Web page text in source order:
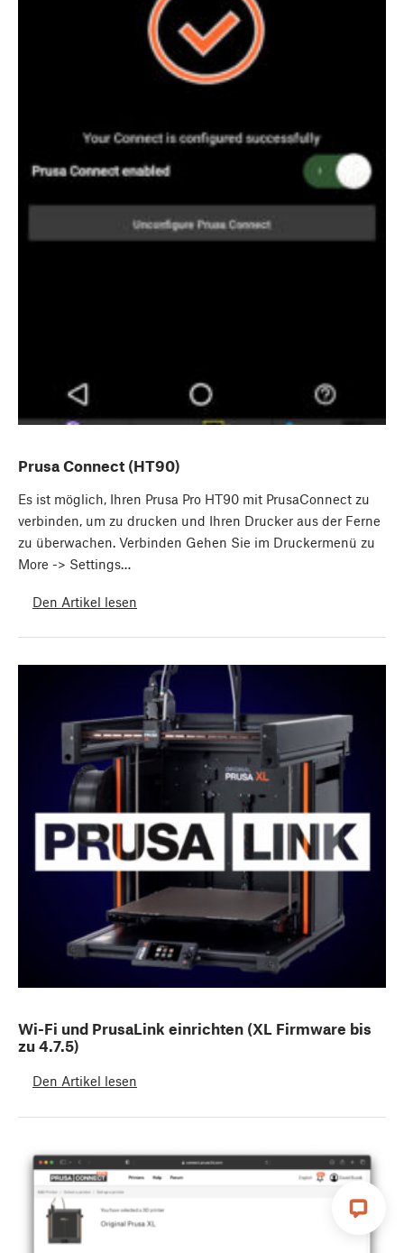
Prusa Connect (HT90)
Es ist möglich, Ihren Prusa Pro HT90 mit PrusaConnect zu
verbinden, um zu drucken und Ihren Drucker aus der Ferne
zu überwachen. Verbinden Gehen Sie im Druckermenü zu
More -> Settings…
Den Artikel lesen
Wi-Fi und PrusaLink einrichten (XL Firmware bis
zu 4.7.5)
Den Artikel lesen